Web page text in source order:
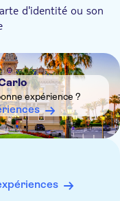
d'identité ou son
1 de Monaco,
routes fermées de
vous de vos
à Monaco
de soleil, votre
dont le conducteur.
expérience ?